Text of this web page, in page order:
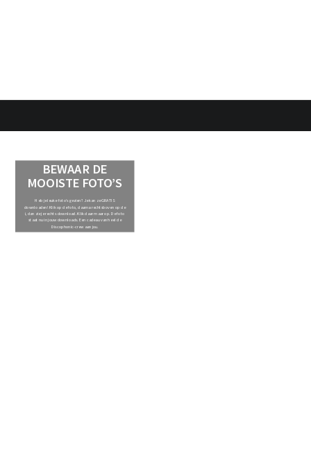
BEWAAR DE
MOOISTE FOTO’S
Heb je leuke foto’s gezien? Je kan ze GRATIS
downloaden! Klik op de foto, daarna rechtsboven op de
i, dan zie je rechts download. Klik daar maar op. De foto
staat nu in jouw downloads. Een cadeau van heel de
Discophonic-crew aan jou.